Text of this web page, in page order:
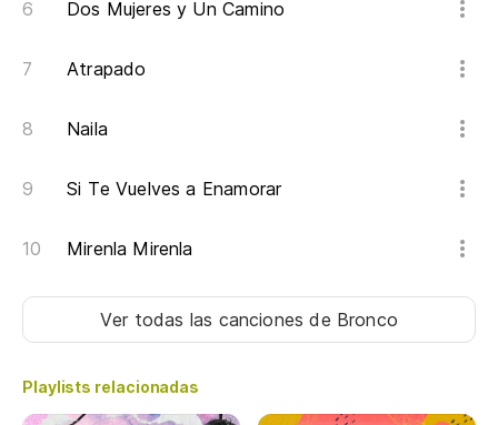
Dos Mujeres y Un Camino
Atrapado
Naila
Si Te Vuelves a Enamorar
Mirenla Mirenla
Ver todas las cancionesde Bronco
Playlists relacionadas